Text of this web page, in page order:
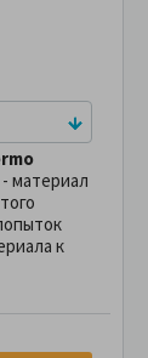
- материал
к